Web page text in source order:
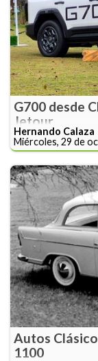
G700 desde
Jetour
Hernando Calaza
Miércoles, 29 de
Autos
1100